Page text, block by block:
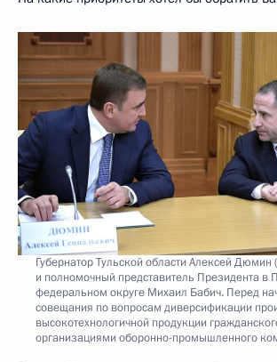
Губернатор Тульской области Алексей Дюмин
и полномочный представитель Президента в
федеральном округе Михаил Бабич. Перед
совещания по вопросам диверсификации
высокотехнологичной продукции
организациями оборонно-промышленного